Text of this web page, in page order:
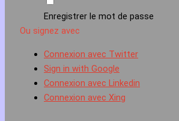
Enregistrer le mot de passe
Ou signez avec
Connexion avec Twitter
Sign in with Google
Connexion avec Linkedin
Connexion avec Xing